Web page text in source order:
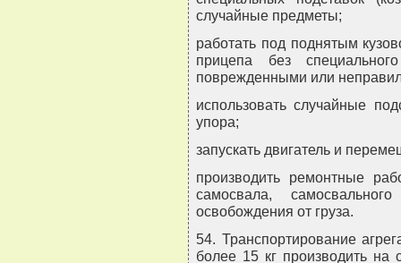
случайные предметы;
работать под поднятым
прицепа без
поврежденными или
использовать случайные
упора;
запускать двигатель и
производить ремонтные
самосвала,
освобождения от груза.
54. Транспортирование
более 15 кг производить